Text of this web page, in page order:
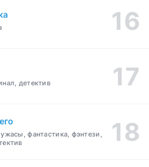
детектив
фантастика, фэнтези,